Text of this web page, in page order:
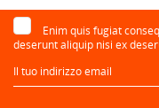
Enim quis fugiat
deserunt aliquip nisi ex